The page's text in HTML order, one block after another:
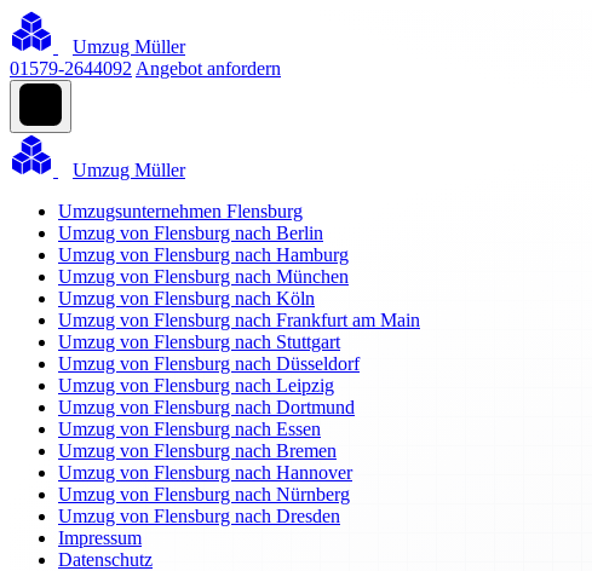
Umzug Müller
01579-2644092 Angebot anfordern
Umzug Müller
Umzugsunternehmen Flensburg
Umzug von Flensburg nach Berlin
Umzug von Flensburg nach Hamburg
Umzug von Flensburg nach München
Umzug von Flensburg nach Köln
Umzug von Flensburg nach Frankfurt am Main
Umzug von Flensburg nach Stuttgart
Umzug von Flensburg nach Düsseldorf
Umzug von Flensburg nach Leipzig
Umzug von Flensburg nach Dortmund
Umzug von Flensburg nach Essen
Umzug von Flensburg nach Bremen
Umzug von Flensburg nach Hannover
Umzug von Flensburg nach Nürnberg
Umzug von Flensburg nach Dresden
Impressum
Datenschutz